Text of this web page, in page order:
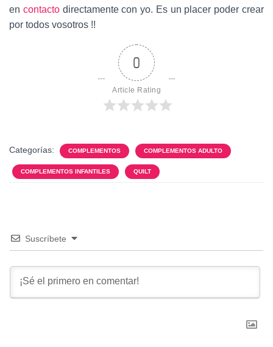
en contactodirectamente con yo. Es un placer poder crear
por todos vosotros !!
0
Article Rating
Categorías: COMPLEMENTOS COMPLEMENTOS ADULTO
COMPLEMENTOS INFANTILES QUILT
Suscríbete